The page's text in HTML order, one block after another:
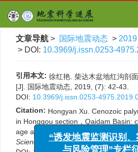
文章导航 > 国际地震动态 > 2019
> DOI: 10.3969/j.issn.0253-
引用本文: 徐红艳. 柴达木盆地红沟剖
[J]. 国际地震动态, 2019, (7): 42-43.
DOI: 10.3969/j.issn.0253-
Citation: Hongyan Xu. Cenozoic
in Honggou section，Qaidam Basin:
age and climatic - tectonic events[J].
Sciences
, 2019, (7): 42-43.
“诱发地震监测识别、
与风险管理”专栏